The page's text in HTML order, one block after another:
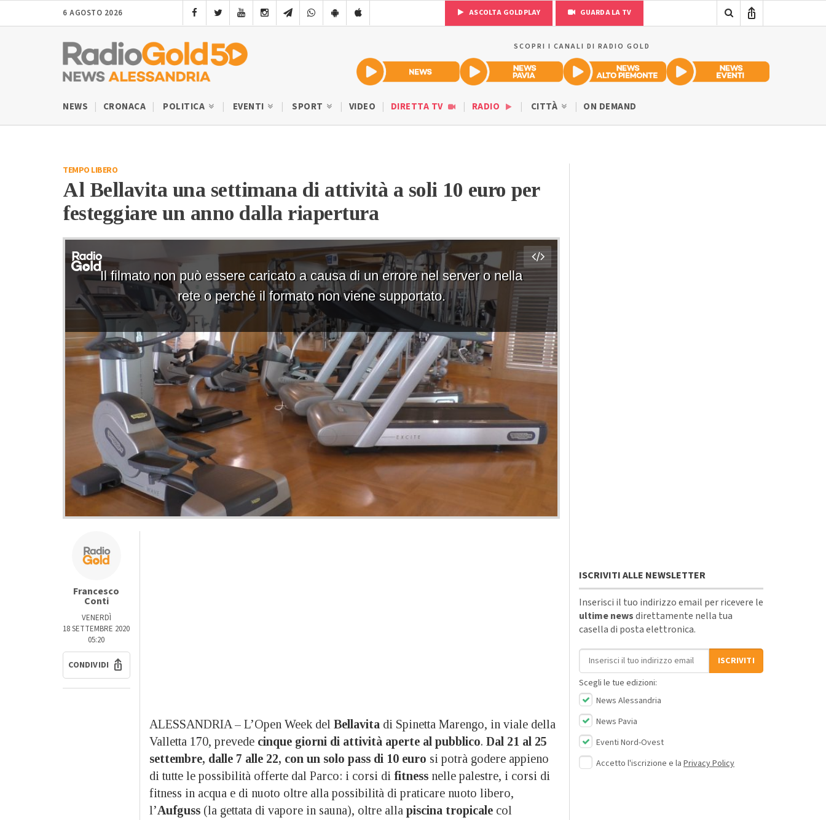
6 AGOSTO 2026 ASCOLTA GOLDPLAY GUARDA LA TV
SCOPRI I CANALI DI RADIO GOLD
NEWS CRONACA POLITICA EVENTI SPORT VIDEO DIRETTA TV RADIO CITTÀ ON DEMAND
TEMPO LIBERO
Al Bellavita una settimana di attività a soli 10 euro per
festeggiare un anno dalla riapertura
Francesco
Conti
VENERDÌ
18 SETTEMBRE 2020
05:20
CONDIVIDI
ALESSANDRIA – L’Open Week del Bellavita di Spinetta Marengo, in viale della
Valletta 170, prevedecinque giorni di attività aperte al pubblico. Dal 21 al 25
settembre, dalle 7 alle 22, con un solo pass di 10 euro si potrà godere appieno
di tutte le possibilità offerte dal Parco: i corsi di fitnessnelle palestre, i corsi di
fitness in acqua e di nuoto oltre alla possibilità di praticare nuoto libero,
l’Aufguss(la gettata di vapore in sauna), oltre alla piscina tropicalecol
ISCRIVITI ALLE NEWSLETTER
Inserisci il tuo indirizzo email per ricevere le
ultime newsdirettamente nella tua
casella di posta elettronica.
Indirizzo email
ISCRIVITI
Scegli le tue edizioni:
News Alessandria
News Pavia
Eventi Nord-Ovest
Accetto l'iscrizione e la Privacy Policy